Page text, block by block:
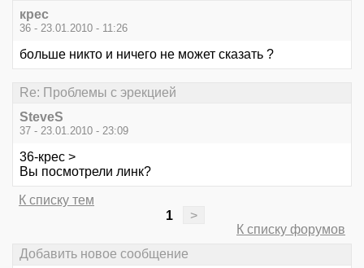
крес
36 - 23.01.2010 - 11:26
больше никто и ничего не может сказать ?
Re: Проблемы с эрекцией
SteveS
37 - 23.01.2010 - 23:09
36-крес >
Вы посмотрели линк?
К списку тем
1
>
К списку форумов
Добавить новое сообщение